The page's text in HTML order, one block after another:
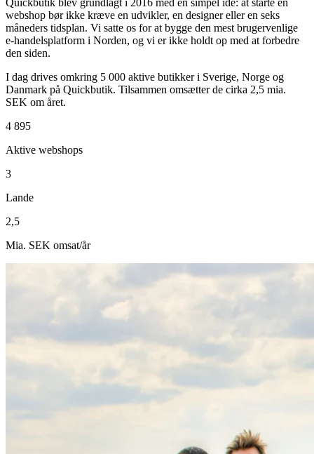
webshop bør ikke kræve en udvikler, en designer eller en seks
måneders tidsplan. Vi satte os for at bygge den mest brugervenlige
e-handelsplatform i Norden, og vi er ikke holdt op med at forbedre
den siden.
I dag drives omkring 5 000 aktive butikker i Sverige, Norge og
Danmark på Quickbutik. Tilsammen omsætter de cirka 2,5 mia.
SEK om året.
4 895
Aktive webshops
3
Lande
2,5
Mia. SEK omsat/år